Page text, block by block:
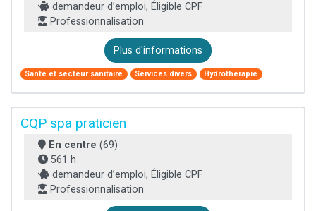
demandeur d’emploi, Éligible CPF
Professionnalisation
Plus d'informations
Santé et secteur sanitaire Services divers Hydrothérapie
CQP spa praticien
En centre (69)
561 h
demandeur d’emploi, Éligible CPF
Professionnalisation